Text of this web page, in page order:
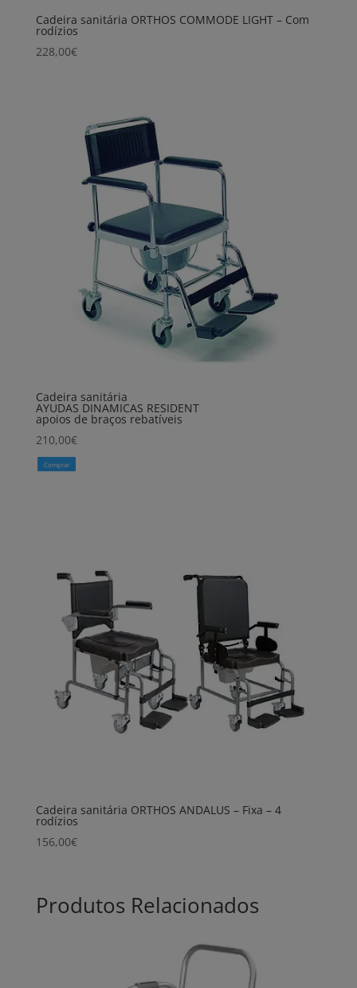
Cadeira sanitária ORTHOS COMMODE LIGHT – Com
rodízios
228,00€
Cadeira sanitária
AYUDAS DINAMICAS RESIDENT
apoios de braços rebatíveis
210,00€
Comprar
Cadeira sanitária ORTHOS ANDALUS – Fixa – 4
rodízios
156,00€
Produtos Relacionados